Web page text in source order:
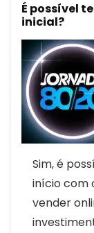
É possível
inicial?
Sim, é
início com
vender